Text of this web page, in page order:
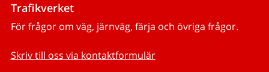
Trafikverket
För frågor om väg, järnväg, färja och övriga frågor.
Skriv till oss via kontaktformulär